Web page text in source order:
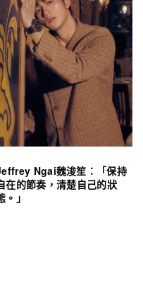
Ngai魏浚笙：「保持
在的節奏，清楚自己的狀
。」